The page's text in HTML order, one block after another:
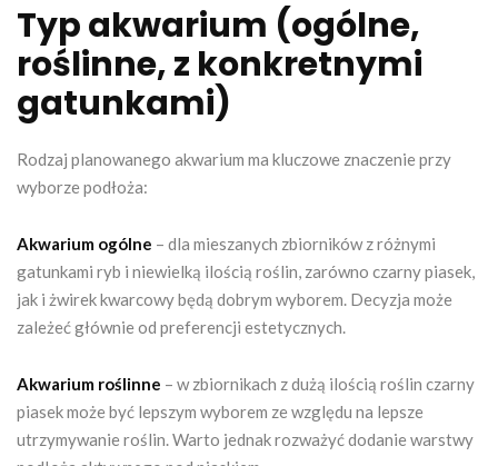
Typ akwarium (ogólne,
roślinne, z konkretnymi
gatunkami)
Rodzaj planowanego akwarium ma kluczowe znaczenie przy
wyborze podłoża:
Akwarium ogólne – dla mieszanych zbiorników z różnymi
gatunkami ryb i niewielką ilością roślin, zarówno czarny piasek,
jak i żwirek kwarcowy będą dobrym wyborem. Decyzja może
zależeć głównie od preferencji estetycznych.
Akwarium roślinne – w zbiornikach z dużą ilością roślin czarny
piasek może być lepszym wyborem ze względu na lepsze
utrzymywanie roślin. Warto jednak rozważyć dodanie warstwy